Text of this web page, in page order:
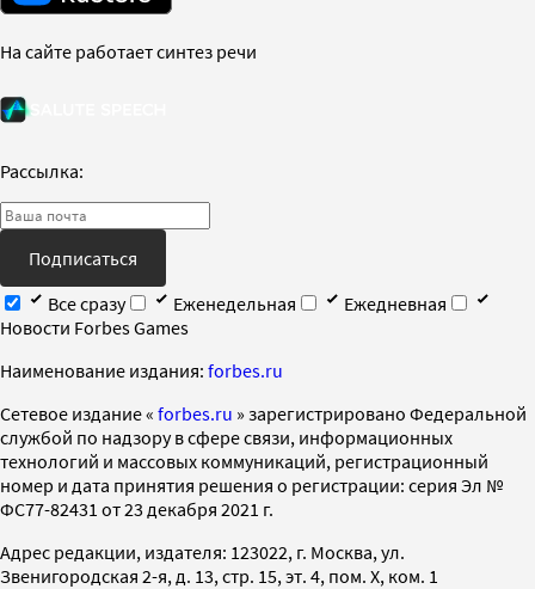
На сайте работает синтез речи
Рассылка:
Подписаться
Все сразу
Еженедельная
Ежедневная
Новости Forbes Games
Наименование издания: forbes.ru
Cетевое издание « forbes.ru » зарегистрировано Федеральной
службой по надзору в сфере связи, информационных
технологий и массовых коммуникаций, регистрационный
номер и дата принятия решения о регистрации: серия Эл №
ФС77-82431 от 23 декабря 2021 г.
Адрес редакции, издателя: 123022, г. Москва, ул.
Звенигородская 2-я, д. 13, стр. 15, эт. 4, пом. X, ком. 1